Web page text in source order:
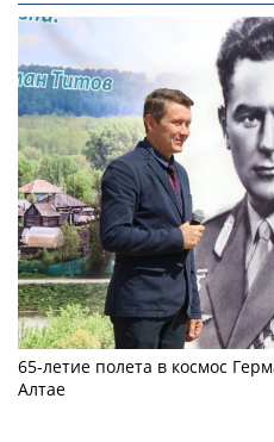
65-летие полета в космос
Алтае